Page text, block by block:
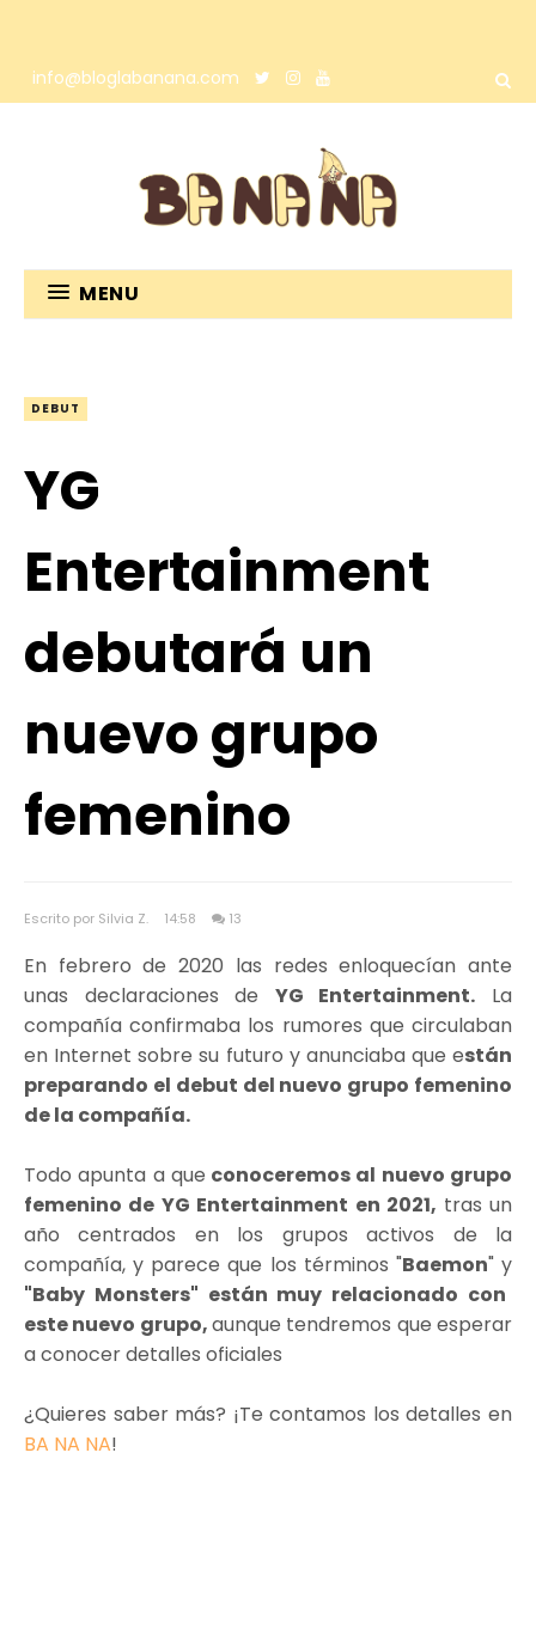
info@bloglabanana.com
MENU
DEBUT
YG
Entertainment
debutará un
nuevo grupo
femenino
Escrito por Silvia Z. 14:58 13
En febrero de 2020 las redes enloquecían ante
unas declaraciones de YG Entertainment. La
compañía confirmaba los rumores que circulaban
en Internet sobre su futuro y anunciaba que están
preparando el debut del nuevo grupo femenino
de la compañía.
Todo apunta a que conoceremos al nuevo grupo
femenino de YG Entertainment en 2021, tras un
año centrados en los grupos activos de la
compañía, y parece que los términos "Baemon" y
"Baby Monsters" están muy relacionado con
este nuevo grupo,aunque tendremos que esperar
a conocer detalles oficiales
¿Quieres saber más? ¡Te contamos los detalles en
BA NA NA!